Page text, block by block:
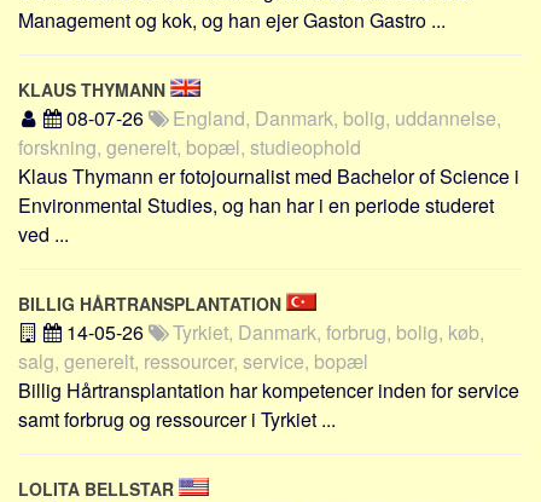
Skribenter
Steder
Kilder
Om
Webstedet
Forhistorien
Tekstannoncer
Bannere
Hjælp
Management og kok, og han ejer Gaston Gastro ...
KLAUS THYMANN
08-07-26
England, Danmark, bolig, uddannelse,
forskning, generelt, bopæl, studieophold
Klaus Thymann er fotojournalist med Bachelor of Science i
Environmental Studies, og han har i en periode studeret
ved ...
BILLIG HÅRTRANSPLANTATION
14-05-26
Tyrkiet, Danmark, forbrug, bolig, køb,
salg, generelt, ressourcer, service, bopæl
Billig Hårtransplantation har kompetencer inden for service
samt forbrug og ressourcer i Tyrkiet ...
LOLITA BELLSTAR